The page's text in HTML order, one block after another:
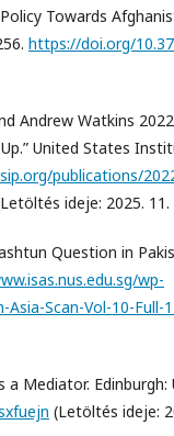
Towards
https://doi.org/
Andrew Watkins
United States
publications/
ideje: 2025. 11.
Question in
wp-
Scan-Vol-10-Full-
a Mediator.
(Letöltés ideje: